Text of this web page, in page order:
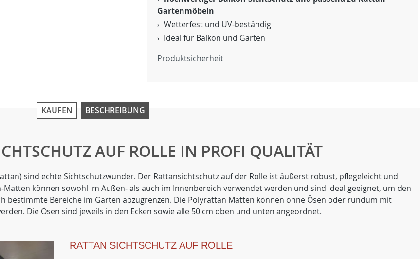
Gartenmöbeln
Wetterfest und UV-beständig
Ideal für Balkon und Garten
Produktsicherheit
KAUFEN BESCHREIBUNG
AUF ROLLE IN PROFI QUALITÄT
sind echte Sichtschutzwunder. Der Rattansichtschutz auf der Rolle ist äußerst robust, pflegeleicht und
können sowohl im Außen- als auch im Innenbereich verwendet werden und sind ideal geeignet, um den
bestimmte Bereiche im Garten abzugrenzen. Die Polyrattan Matten können ohne Ösen oder rundum mit
Die Ösen sind jeweils in den Ecken sowie alle 50 cm oben und unten angeordnet.
RATTAN SICHTSCHUTZ AUF ROLLE